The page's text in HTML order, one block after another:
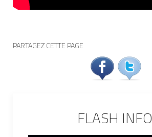
PARTAGEZ CETTE PAGE
FLASH INFO